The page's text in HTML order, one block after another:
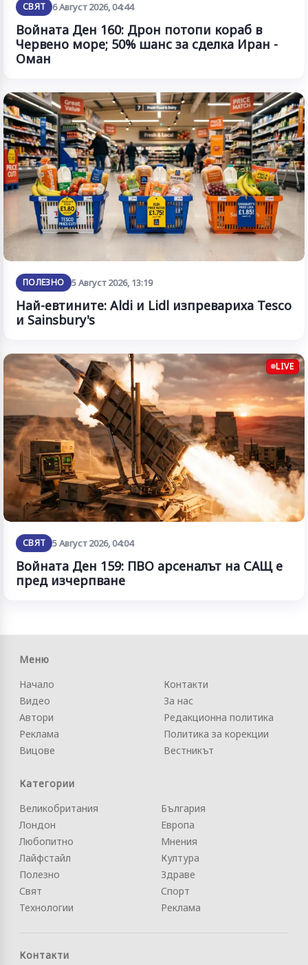
СВЯТ 6 Август 2026, 04:44
Войната Ден 160: Дрон потопи кораб в
Червено море; 50% шанс за сделка Иран -
Оман
ПОЛЕЗНО 5 Август 2026, 13:19
Най-евтините: Aldi и Lidl изпревариха Tesco
и Sainsbury's
LIVE
СВЯТ 5 Август 2026, 04:04
Войната Ден 159: ПВО арсеналът на САЩ е
пред изчерпване
Меню
Начало
Видео
Автори
Реклама
Вицове
Контакти
За нас
Редакционна политика
Политика за корекции
Вестникът
Категории
Великобритания
Лондон
Любопитно
Лайфстайл
Полезно
Свят
Технологии
България
Европа
Мнения
Култура
Здраве
Спорт
Реклама
Контакти